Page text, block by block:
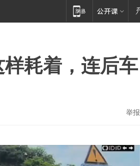
耗着，连后车
举报